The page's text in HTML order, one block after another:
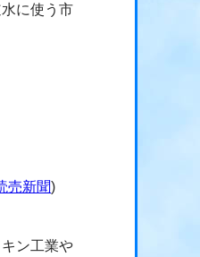
に使う市
売新聞)
ン工業や